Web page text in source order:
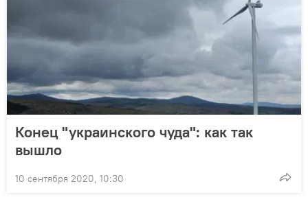
Конец "украинского чуда": как так
вышло
10 сентября 2020, 10:30